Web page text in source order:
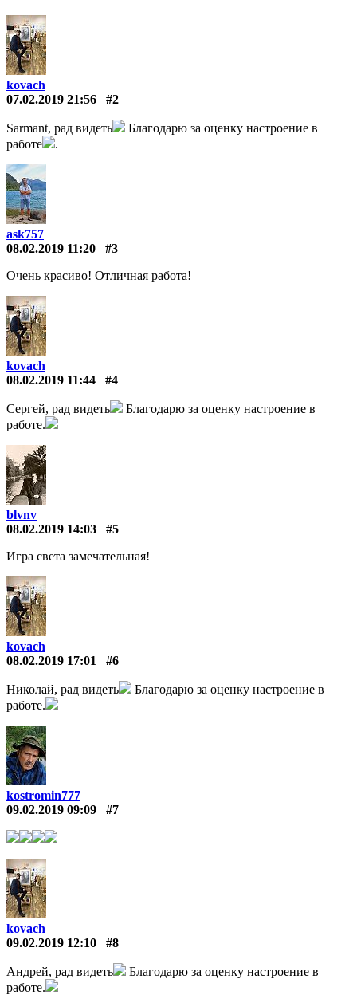
kovach
07.02.2019 21:56
#2
Sarmant, рад видеть
Благодарю за оценку настроение в
работе
.
ask757
08.02.2019 11:20
#3
Очень красиво! Отличная работа!
kovach
08.02.2019 11:44
#4
Сергей, рад видеть
Благодарю за оценку настроение в
работе.
blvnv
08.02.2019 14:03
#5
Игра света замечательная!
kovach
08.02.2019 17:01
#6
Николай, рад видеть
Благодарю за оценку настроение в
работе.
kostromin777
09.02.2019 09:09
#7
kovach
09.02.2019 12:10
#8
Андрей, рад видеть
Благодарю за оценку настроение в
работе.